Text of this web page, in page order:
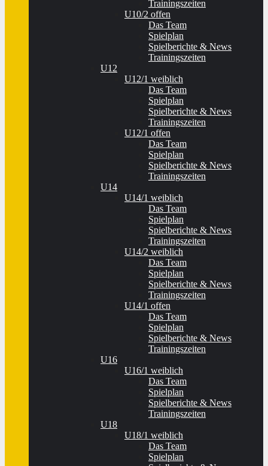
Trainingszeiten
U10/2 offen
Das Team
Spielplan
Spielberichte & News
Trainingszeiten
U12
U12/1 weiblich
Das Team
Spielplan
Spielberichte & News
Trainingszeiten
U12/1 offen
Das Team
Spielplan
Spielberichte & News
Trainingszeiten
U14
U14/1 weiblich
Das Team
Spielplan
Spielberichte & News
Trainingszeiten
U14/2 weiblich
Das Team
Spielplan
Spielberichte & News
Trainingszeiten
U14/1 offen
Das Team
Spielplan
Spielberichte & News
Trainingszeiten
U16
U16/1 weiblich
Das Team
Spielplan
Spielberichte & News
Trainingszeiten
U18
U18/1 weiblich
Das Team
Spielplan